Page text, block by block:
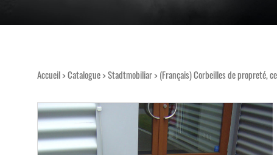
Accueil>Catalogue>Stadtmobiliar>(Français) Corbeilles de propreté,